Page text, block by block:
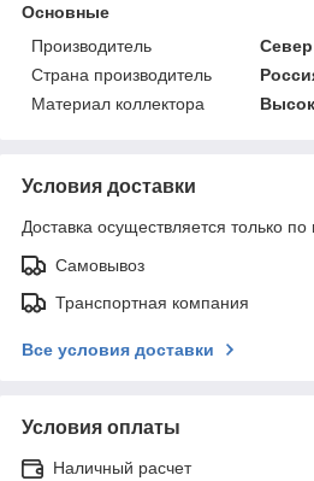
Основные
Производитель
Север
Страна производитель
Материал коллектора
Условия доставки
Доставка осуществляется только по
Самовывоз
Транспортная компания
Все условия доставки
Условия оплаты
Наличный расчет